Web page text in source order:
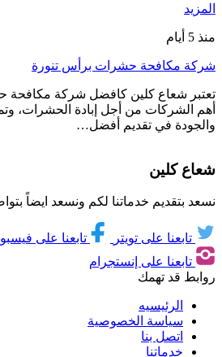
المزيد
منذ 5 أيام
شركة مكافحة حشرات برأس تنورة
تعتبر شعاع كلين كافضل شركة مكافحة
أهم الشركات من أجل إبادة الحشرات،
والجودة في تقديم أفضل…
شعاع كلين
نسعد بتقديم خدماتنا لكم ونسعد ايضاً
تابعنا على تويتر تابعنا على
تابعنا على إنستجرام
روابط قد تهمك
الرئيسيه
سياسة الخصوصية
اتصل بنا
خدماتنا